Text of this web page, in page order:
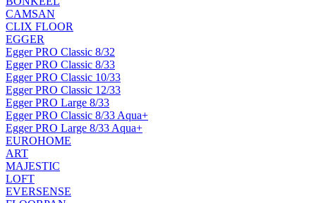
CAMSAN
CLIX FLOOR
EGGER
Egger PRO Classic 8/32
Egger PRO Classic 8/33
Egger PRO Classic 10/33
Egger PRO Classic 12/33
Egger PRO Large 8/33
Egger PRO Classic 8/33 Aqua+
Egger PRO Large 8/33 Aqua+
EUROHOME
ART
MAJESTIC
LOFT
EVERSENSE